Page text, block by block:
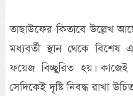
তাছাউফের কিতাবে উল্লেখ
মধ্যবর্তী স্থান থেকে বিশেষ
ফয়েজ বিচ্ছুরিত হয়।
সেদিকেই দৃষ্টি নিবদ্ধ রাখা